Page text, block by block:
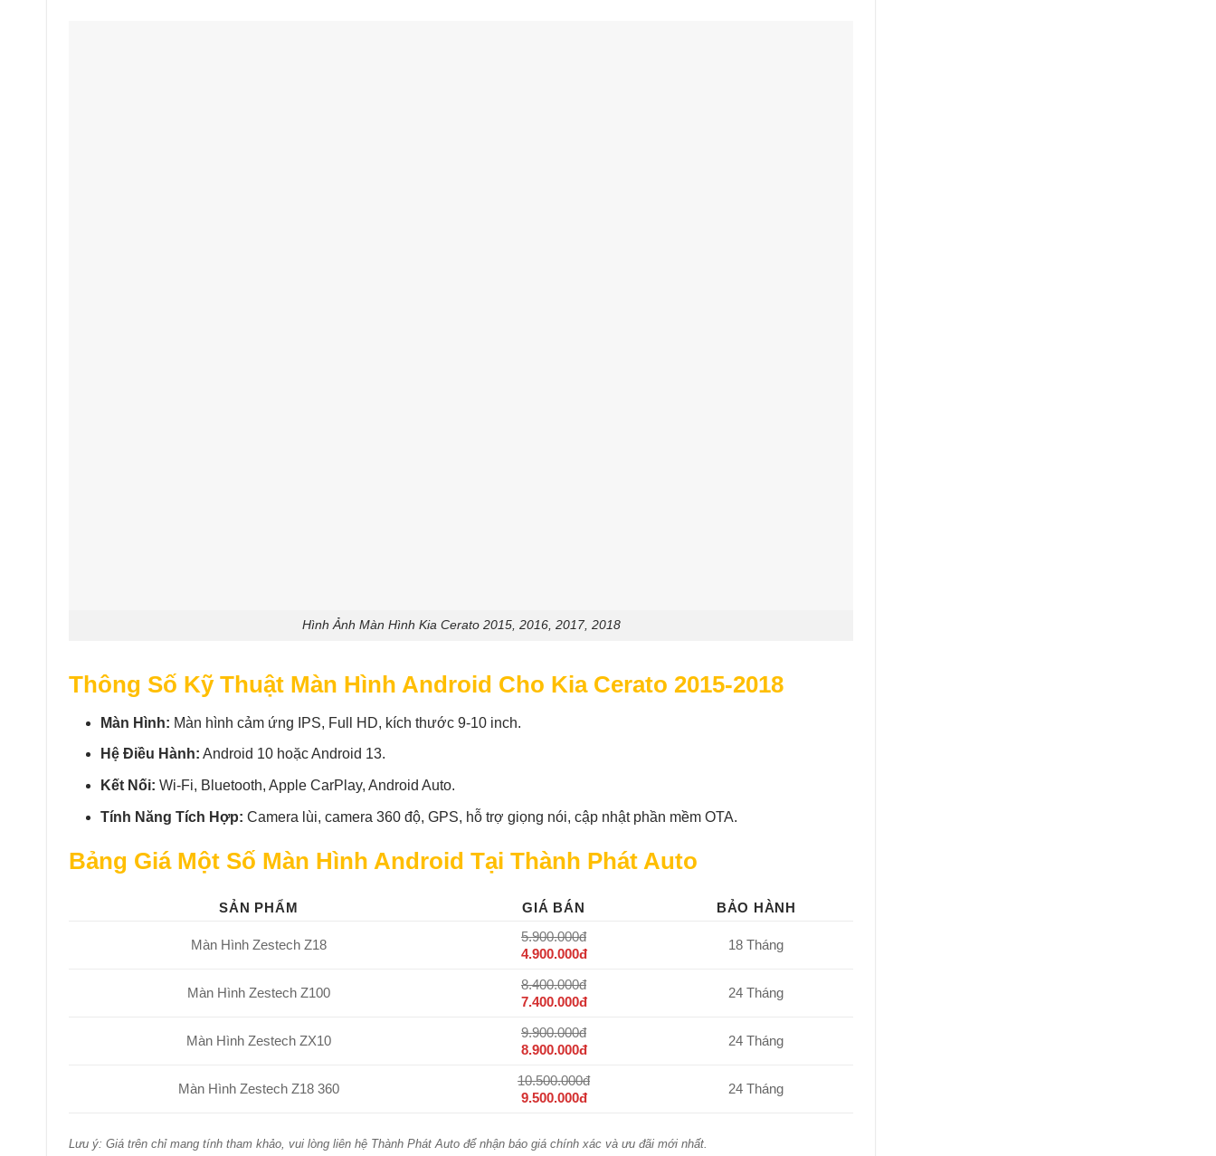
Hình Ảnh Màn Hình Kia Cerato 2015, 2016, 2017, 2018
Thông Số Kỹ Thuật Màn Hình Android Cho Kia Cerato 2015-2018
Màn Hình: Màn hình cảm ứng IPS, Full HD, kích thước 9-10 inch.
Hệ Điều Hành: Android 10 hoặc Android 13.
Kết Nối: Wi-Fi, Bluetooth, Apple CarPlay, Android Auto.
Tính Năng Tích Hợp: Camera lùi, camera 360 độ, GPS, hỗ trợ giọng nói, cập nhật phần mềm OTA.
Bảng Giá Một Số Màn Hình Android Tại Thành Phát Auto
SẢN PHẨM GIÁ BÁN BẢO HÀNH
Màn Hình Zestech Z18
5.900.000đ
4.900.000đ
18 Tháng
Màn Hình Zestech Z100
8.400.000đ
7.400.000đ
24 Tháng
Màn Hình Zestech ZX10
9.900.000đ
8.900.000đ
24 Tháng
Màn Hình Zestech Z18 360
10.500.000đ
9.500.000đ
24 Tháng
Lưu ý: Giá trên chỉ mang tính tham khảo, vui lòng liên hệ Thành Phát Auto để nhận báo giá chính xác và ưu đãi mới nhất.